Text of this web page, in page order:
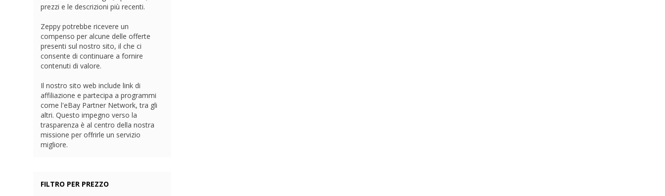
prezzi e le descrizioni più recenti.
Zeppy potrebbe ricevere un
compenso per alcune delle offerte
presenti sul nostro sito, il che ci
consente di continuare a fornire
contenuti di valore.
Il nostro sito web include link di
affiliazione e partecipa a programmi
come l'eBay Partner Network, tra gli
altri. Questo impegno verso la
trasparenza è al centro della nostra
missione per offrirle un servizio
migliore.
FILTRO PER PREZZO